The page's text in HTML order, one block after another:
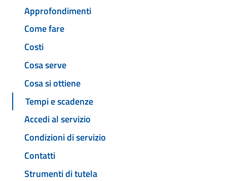
Approfondimenti
Come fare
Costi
Cosa serve
Cosa si ottiene
Tempi e scadenze
Accedi al servizio
Condizioni di servizio
Contatti
Strumenti di tutela